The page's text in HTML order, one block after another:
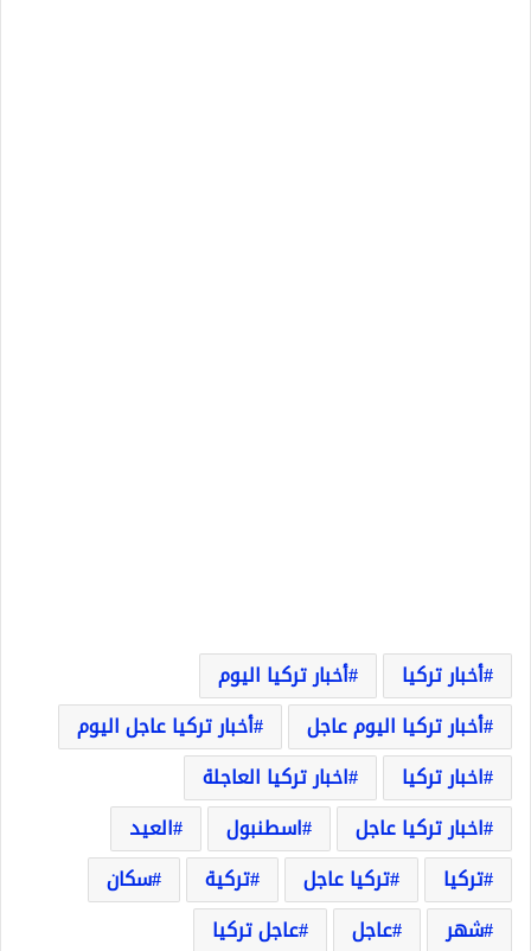
أخبار تركيا
أخبار تركيا اليوم
أخبار تركيا اليوم عاجل
أخبار تركيا عاجل اليوم
اخبار تركيا
اخبار تركيا العاجلة
اخبار تركيا عاجل
اسطنبول
العيد
تركيا
تركيا عاجل تركية
سكان
شهر
عاجل عاجل تركيا